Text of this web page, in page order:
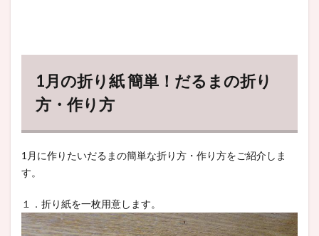
1月の折り紙 簡単！だるまの折り
方・作り方
1月に作りたいだるまの簡単な折り方・作り方をご紹介しま
す。
１．折り紙を一枚用意します。